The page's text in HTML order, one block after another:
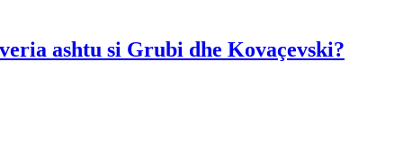
ashtu si Grubi dhe Kovaçevski?